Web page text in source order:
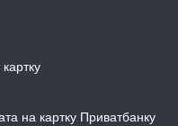
на картку Приватбанку